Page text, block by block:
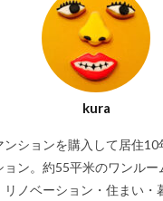
kura
ンションを購入して居住10
ョン。約55平米のワンルー
リノベーション・住まい・